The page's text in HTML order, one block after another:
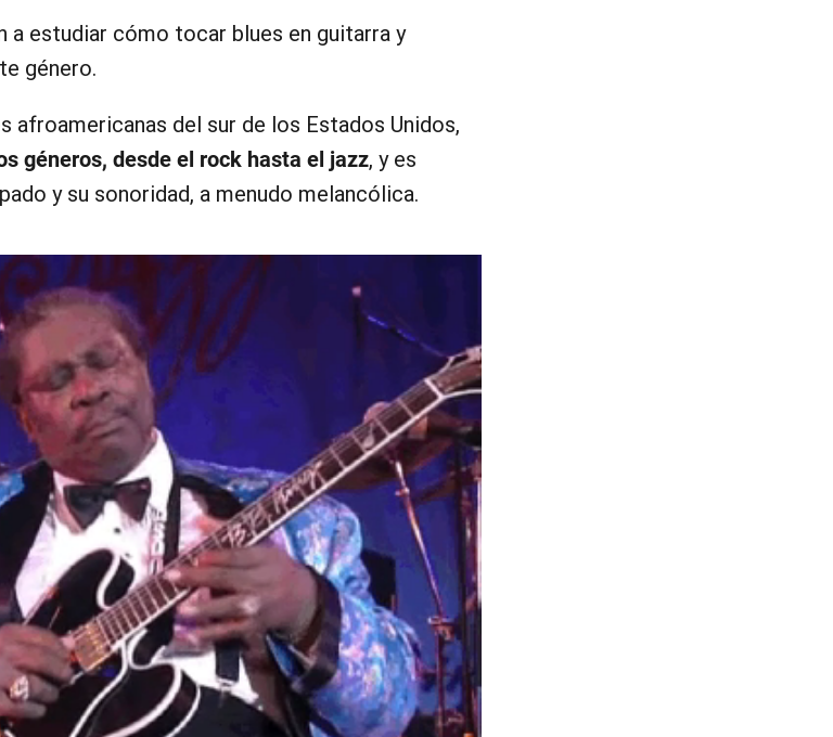
a estudiar cómo tocar blues en guitarra y
género.
afroamericanas del sur de los Estados Unidos,
géneros, desde el rock hasta el jazz, y es
y su sonoridad, a menudo melancólica.